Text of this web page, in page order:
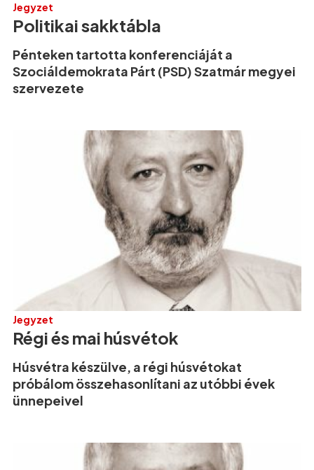
Jegyzet
Politikai sakktábla
Pénteken tartotta konferenciáját a
Szociáldemokrata Párt (PSD) Szatmár megyei
szervezete
Jegyzet
Régi és mai húsvétok
Húsvétra készülve, a régi húsvétokat
próbálom összehasonlítani az utóbbi évek
ünnepeivel